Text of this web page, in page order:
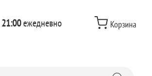
21:00ежедневно Корзина